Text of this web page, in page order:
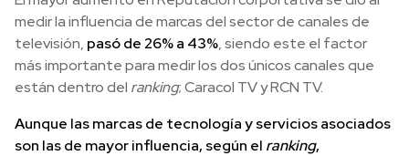
medir la influencia de marcas del sector de canales de
televisión, pasó de 26% a 43%, siendo este el factor
más importante para medir los dos únicos canales que
están dentro del ranking; Caracol TV y RCN TV.
Aunque las marcas de tecnología y servicios asociados
son las de mayor influencia, según el ranking,